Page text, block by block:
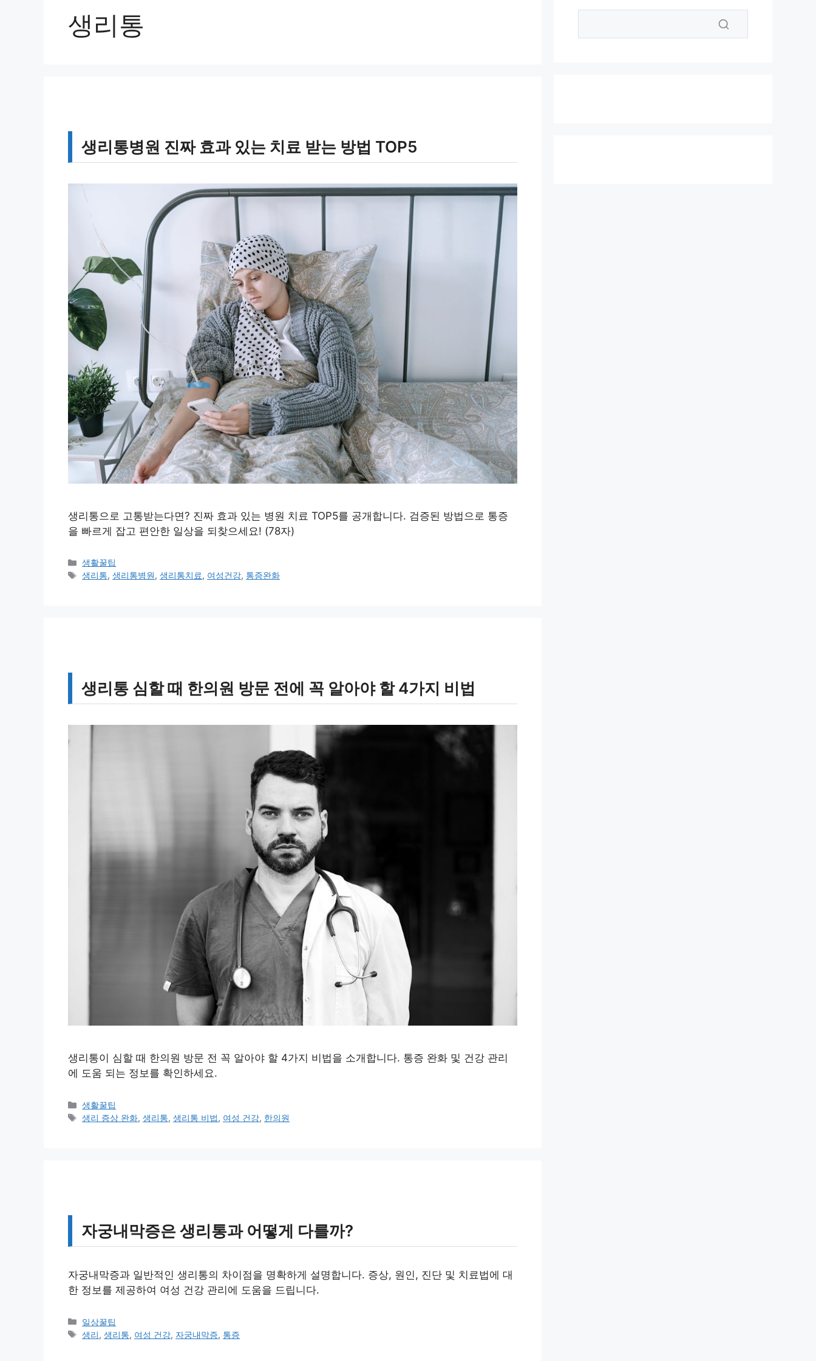
생리통
생리통병원 진짜 효과 있는 치료 받는 방법 TOP5
생리통으로 고통받는다면? 진짜 효과 있는 병원 치료 TOP5를 공개합니다. 검증된 방법으로 통증
을 빠르게 잡고 편안한 일상을 되찾으세요! (78자)
카
테
생활꿀팁
태
생리통,생리통병원,생리통치료, 여성건강, 통증완화
생리통 심할 때 한의원 방문 전에 꼭 알아야 할 4가지 비법
생리통이 심할 때 한의원 방문 전 꼭 알아야 할 4가지 비법을 소개합니다. 통증 완화 및 건강 관리
에 도움 되는 정보를 확인하세요.
카
테
생활꿀팁
태
생리 증상 완화,생리통,생리통 비법, 여성 건강, 한의원
자궁내막증은 생리통과 어떻게 다를까?
자궁내막증과 일반적인 생리통의 차이점을 명확하게 설명합니다. 증상, 원인, 진단 및 치료법에 대
한 정보를 제공하여 여성 건강 관리에 도움을 드립니다.
카
테
일상꿀팁
태
생리,생리통, 여성 건강, 자궁내막증, 통증